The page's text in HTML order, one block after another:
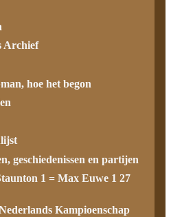
Archief
hoe het begon
geschiedenissen en partijen
1 = Max Euwe 1 27
Kampioenschap